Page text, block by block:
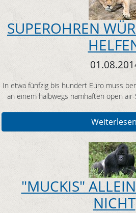
SUPEROHREN
In etwa fünfzig bis hundert Euro muss
an einem halbwegs namhaften open
Weiterlesen
"MUCKIS"
NICHT